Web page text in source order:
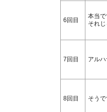
6回目
本当
それ
7回目 アル
8回目 そう